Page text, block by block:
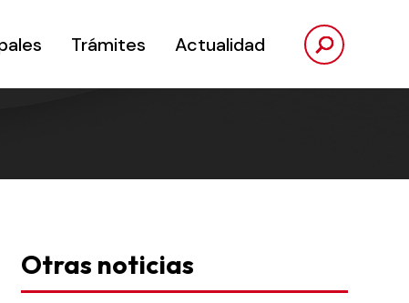
Trámites Actualidad
Otras noticias